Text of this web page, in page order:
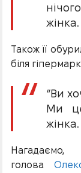
жінка.
Також її
біля
“Ви
Ми
жінка.
голова